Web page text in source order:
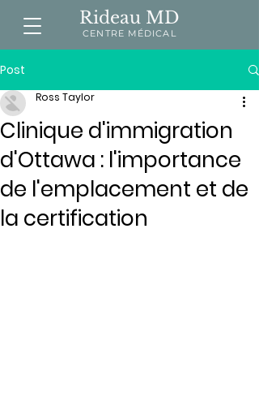
Rideau MD
CENTRE MÉDICAL
Post
Clinique d'immigration
d'Ottawa : l'importance
de l'emplacement et de
la certification
Ross Taylor